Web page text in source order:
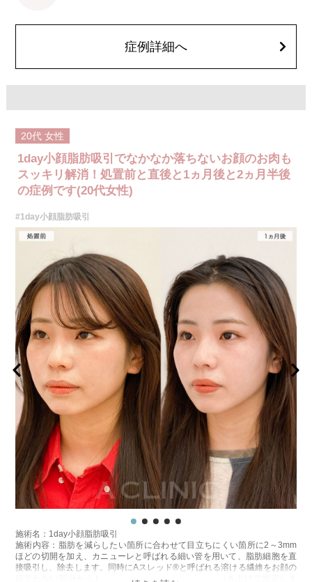
顔の脂肪吸引箇所の追加 1ヶ所ごと+162,800円(税込)
オプション：笑気麻酔 3,300円(税込)
症例詳細へ
20代 女性
1day小顔脂肪吸引でなかなか落ちないお顔のお肉も
スッキリ解消！処置前と直後と1ヵ月後と2ヵ月半後
の症例です(20代女性)
#1day小顔脂肪吸引
施術名：1day小顔脂肪吸引
施術内容：脂肪を減らしたい箇所に合わせて目立ちにくい箇所に2～3mm
ほどの切開を加え、カニューレと呼ばれる細い管を用いて、脂肪細胞を直
接吸引し、除去します。同時にAスレッド®と呼ばれる溶ける繊維をお顔の
目立たない部分から皮下へ挿入し、皮膚を内側から引き上げて固定しま